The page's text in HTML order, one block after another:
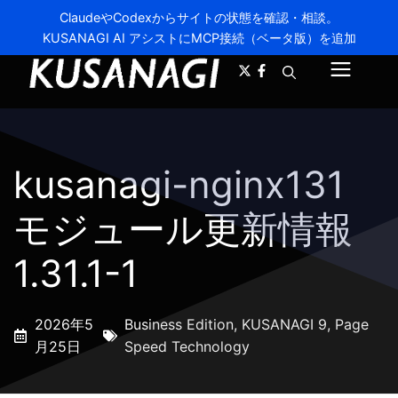
ClaudeやCodexからサイトの状態を確認・相談。
KUSANAGI AI アシストにMCP接続（ベータ版）を追加
ニ
kusanagi-nginx131
モジュール更新情報
1.31.1-1
2026年5
月25日
Business Edition, KUSANAGI 9, Page
Speed Technology
A- A+